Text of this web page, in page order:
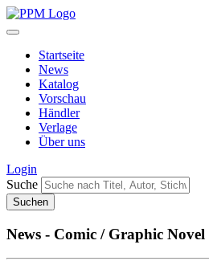
Startseite
News
Katalog
Vorschau
Händler
Verlage
Über uns
Login
Suche
News - Comic / Graphic Novel